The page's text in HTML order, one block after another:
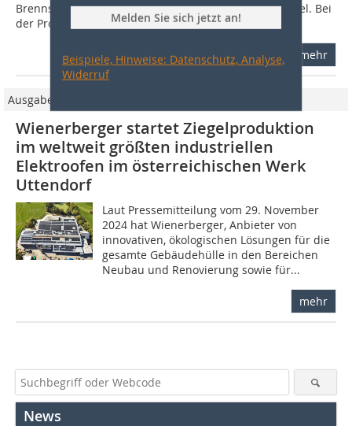
Melden Sie sich jetzt an!
Beispiele, Hinweise: Datenschutz, Analyse,
Widerruf
Brennstoffreserven und fortschreitendem Klimawandel. Bei
der Prozesswärmeerzeugung gibt es...
mehr
Ausgabe 01/2025
Wienerberger startet Ziegelproduktion
im weltweit größten industriellen
Elektroofen im österreichischen Werk
Uttendorf
Laut Pressemitteilung vom 29. November
2024 hat Wienerberger, Anbieter von
innovativen, ökologischen Lösungen für die
gesamte Gebäudehülle in den Bereichen
Neubau und Renovierung sowie für...
mehr
News